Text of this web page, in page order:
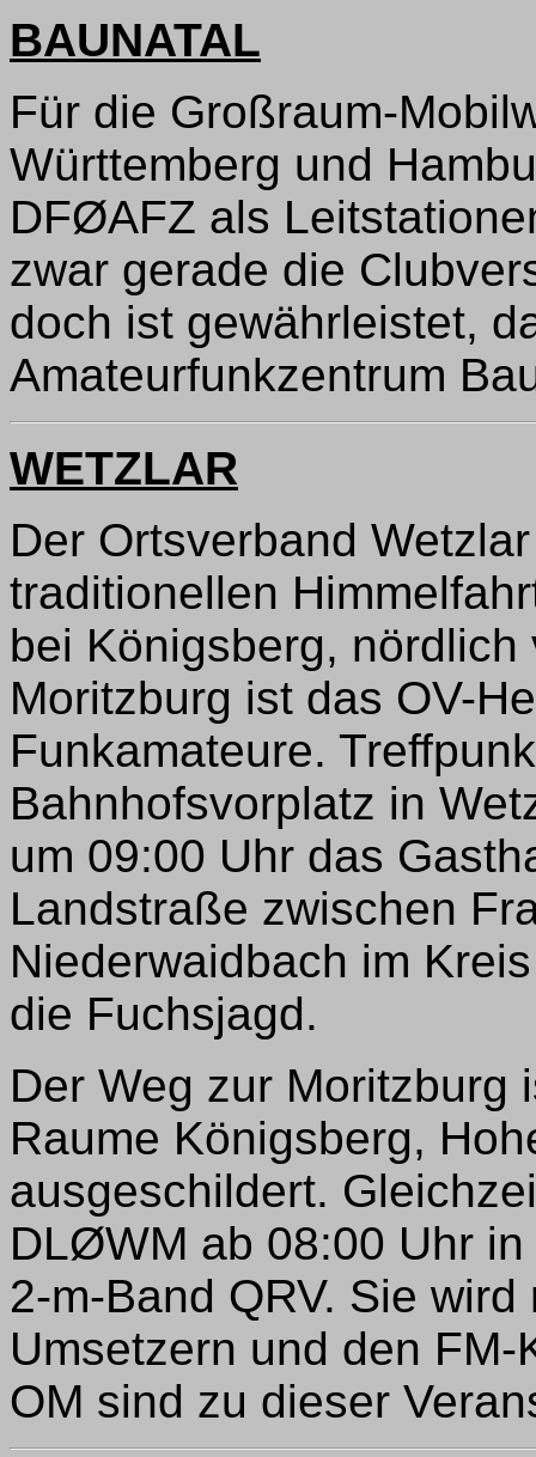
BAUNATAL
Für die Großraum-
Württemberg und
DFØAFZ als
zwar gerade die
doch ist gewährleistet,
Amateurfunkzentrum
WETZLAR
Der Ortsverband
traditionellen
bei Königsberg,
Moritzburg ist das OV-
Funkamateure.
Bahnhofsvorplatz in
um 09:00 Uhr das
Landstraße zwischen
Niederwaidbach im
die Fuchsjagd.
Der Weg zur Moritzburg
Raume Königsberg,
ausgeschildert.
DLØWM ab 08:00 Uhr
2-m-Band QRV. Sie
Umsetzern und den
OM sind zu dieser